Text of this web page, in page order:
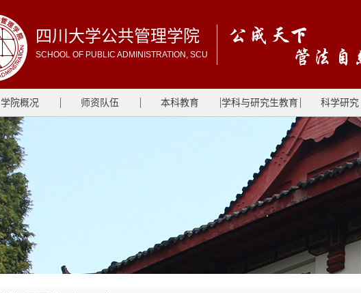
四川大学公共管理学院
SCHOOL OF PUBLIC ADMINISTRATION, SCU
学院概况 师资队伍 本科教育 学科与研究生教育 科学研究